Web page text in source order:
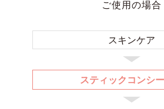
ご使用の場合
スキンケア
スティックコンシ